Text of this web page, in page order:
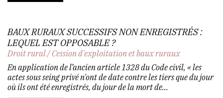
BAUX RURAUX SUCCESSIFS NON ENREGISTRÉS :
LEQUEL EST OPPOSABLE ?
Droit rural/Cession d'exploitation et baux ruraux
En application de l’ancien article 1328 du Code civil, « les
actes sous seing privé n'ont de date contre les tiers que du jour
où ils ont été enregistrés, du jour de la mort de...